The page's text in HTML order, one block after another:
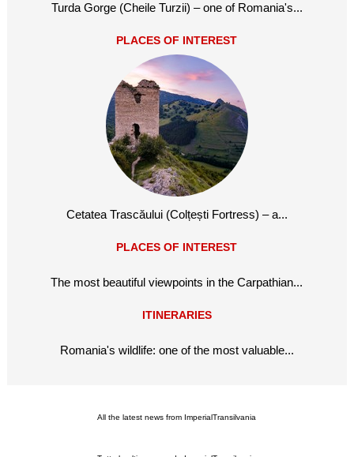
Turda Gorge (Cheile Turzii) – one of Romania's...
PLACES OF INTEREST
Cetatea Trascăului (Colțești Fortress) – a...
PLACES OF INTEREST
The most beautiful viewpoints in the Carpathian...
ITINERARIES
Romania's wildlife: one of the most valuable...
All the latest news from ImperialTransilvania